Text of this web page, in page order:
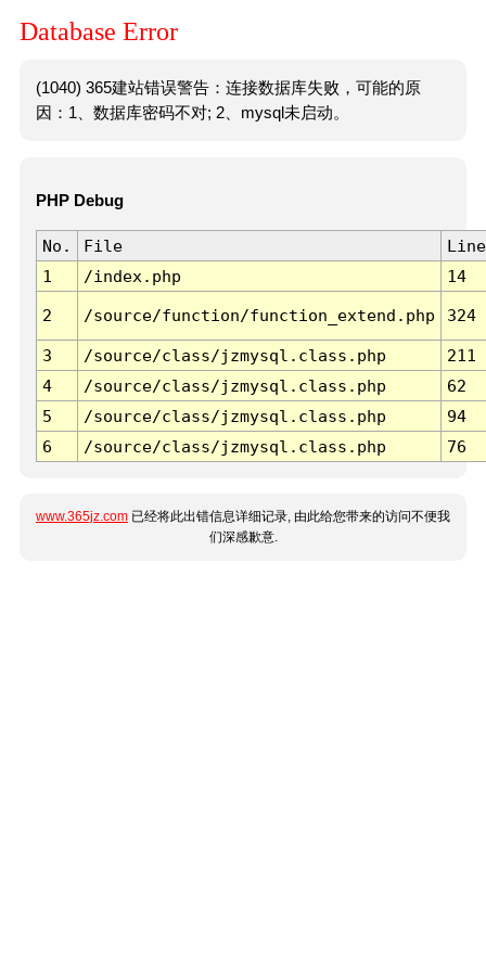
Database Error
(1040) 365建站错误警告：连接数据库失败，可能的原
因：1、数据库密码不对; 2、mysql未启动。
PHP Debug
No. File
Line
1
/index.php 14
2 /source/function/function_extend.php 324
3 /source/class/jzmysql.class.php
211
4
/source/class/jzmysql.class.php
62
5
/source/class/jzmysql.class.php
94
6
/source/class/jzmysql.class.php 76
www.365jz.com 已经将此出错信息详细记录, 由此给您带来的访问不便我
们深感歉意.